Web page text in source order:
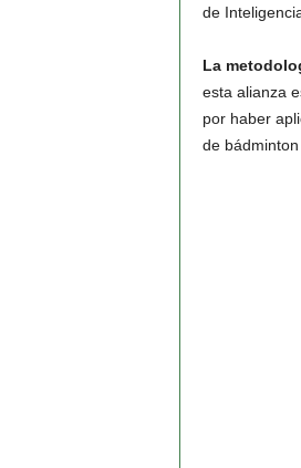
de
La
esta alianza
por haber
de bádminton